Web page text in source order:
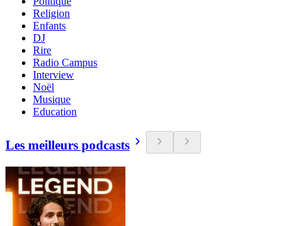
Religion
Enfants
DJ
Rire
Radio Campus
Interview
Noël
Musique
Education
Les meilleurs podcasts